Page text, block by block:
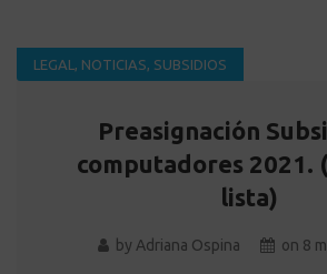
LEGAL NOTICIAS SUBSIDIOS
Preasignación
computadores 2021.
lista)
by Adriana Ospina on 8